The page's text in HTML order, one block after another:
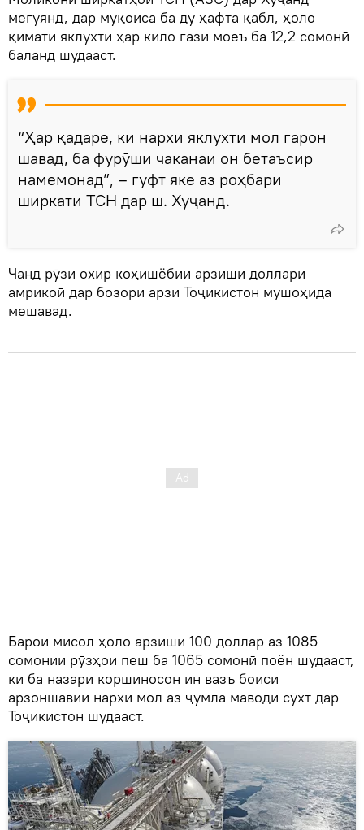
мегуянд, дар муқоиса ба ду ҳафта қабл, ҳоло
қимати яклухти ҳар кило гази моеъ ба 12,2 сомонӣ
баланд шудааст.
“Ҳар қадаре, ки нархи яклухти мол гарон
шавад, ба фурӯши чаканаи он бетаъсир
намемонад”, – гуфт яке аз роҳбари
ширкати ТСН дар ш. Хуҷанд.
Чанд рӯзи охир коҳишёбии арзиши доллари
амрикоӣ дар бозори арзи Тоҷикистон мушоҳида
мешавад.
Барои мисол ҳоло арзиши 100 доллар аз 1085
сомонии рӯзҳои пеш ба 1065 сомонӣ поён шудааст,
ки ба назари коршиносон ин вазъ боиси
арзоншавии нархи мол аз ҷумла маводи сӯхт дар
Тоҷикистон шудааст.